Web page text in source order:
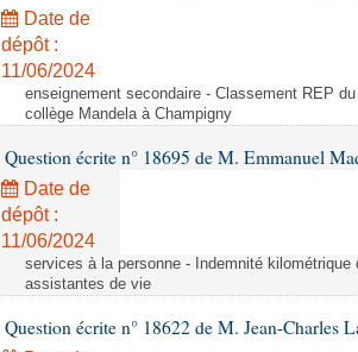
Date de
dépôt :
11/06/2024
enseignement secondaire - Classement REP
collège Mandela à Champigny
Question écrite n° 18695 de M. Emmanuel
Date de
dépôt :
11/06/2024
services à la personne - Indemnité
assistantes de vie
Question écrite n° 18622 de M. Jean-Charles